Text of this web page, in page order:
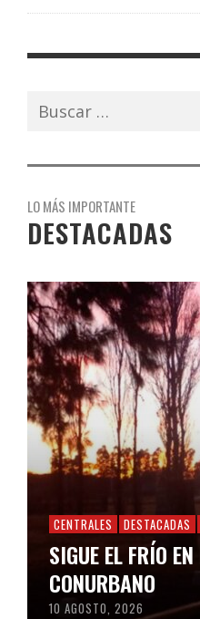
Buscar:
LO MÁS IMPORTANTE
DESTACADAS
CENTRALES DESTACADAS
SIGUE EL FRÍO
CONURBANO
10 AGOSTO, 2026